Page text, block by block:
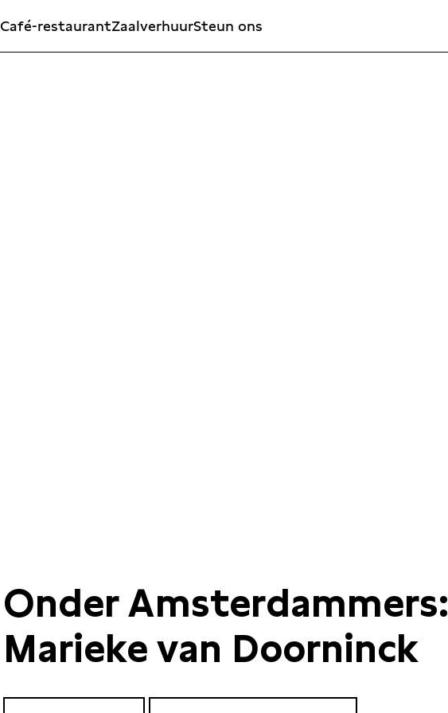
Café-restaurantZaalverhuurSteun ons
Onder Amsterdammers:
Marieke van Doorninck